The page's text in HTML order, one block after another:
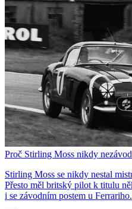
Proč Stirling Moss nikdy
Stirling Moss se nikdy nestal
Přesto měl britský pilot k titulu
i se závodním postem u Ferrariho.